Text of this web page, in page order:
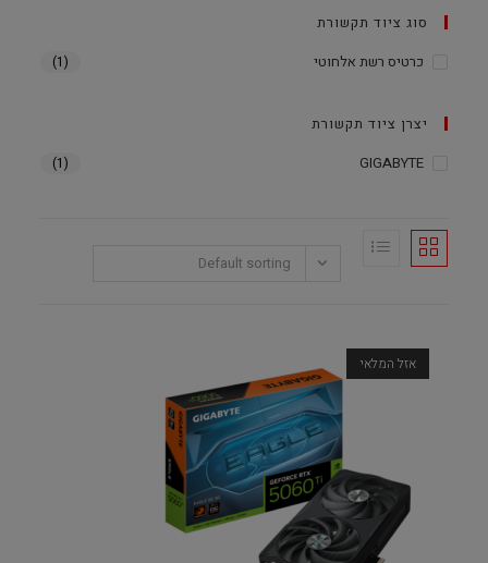
סוג ציוד תקשורת
כרטיס רשת אלחוטי
(1)
יצרן ציוד תקשורת
GIGABYTE
(1)
Default sorting
אזל המלאי